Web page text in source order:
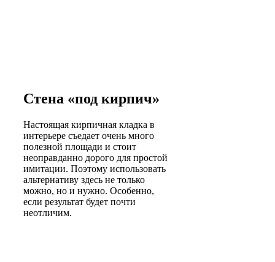
Стена «под кирпич»
Настоящая кирпичная кладка в
интерьере съедает очень много
полезной площади и стоит
неоправданно дорого для простой
имитации. Поэтому использовать
альтернативу здесь не только
можно, но и нужно. Особенно,
если результат будет почти
неотличим.